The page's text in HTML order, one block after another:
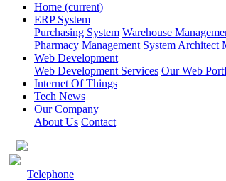
Home (current)
ERP System
Purchasing System Warehouse
Pharmacy Management System Architect
Web Development
Web Development Services Our Web
Internet Of Things
Tech News
Our Company
About Us Contact
Telephone